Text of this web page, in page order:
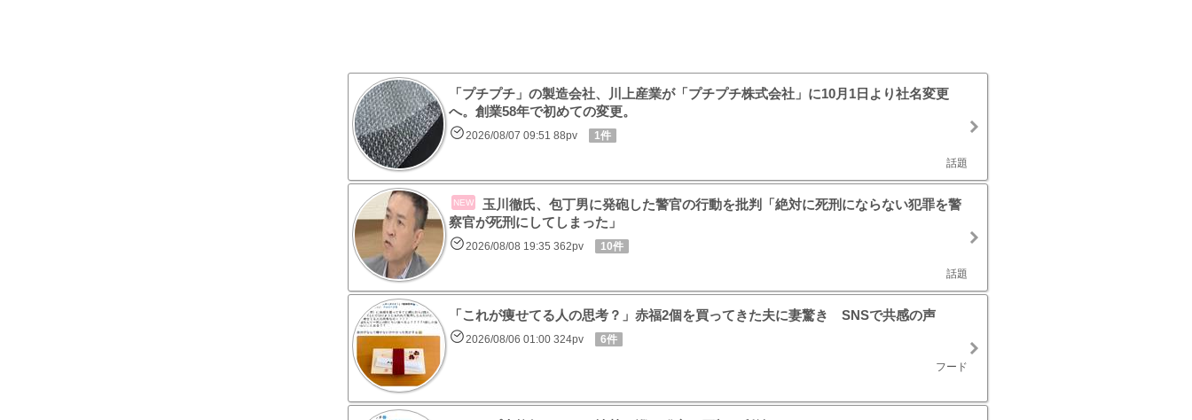
「プチプチ」の製造会社、川上産業が「プチプチ株式会社」に10月1日より社名変更
へ。創業58年で初めての変更。
2026/08/07 09:51 88pv 1件
話題
NEW
玉川徹氏、包丁男に発砲した警官の行動を批判「絶対に死刑にならない犯罪を警
察官が死刑にしてしまった」
2026/08/08 19:35 362pv 10件
話題
「これが痩せてる人の思考？」赤福2個を買ってきた夫に妻驚き SNSで共感の声
2026/08/06 01:00 324pv 6件
フード